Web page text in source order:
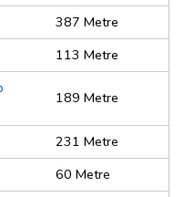
387 Metre
113 Metre
189 Metre
231 Metre
60 Metre